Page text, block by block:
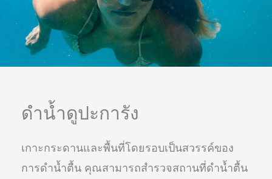
ดำน้ำดูปะการัง
เกาะกระดานและพื้นที่โดยรอบเป็นสวรรค์ของ
การดำน้ำตื้น คุณสามารถสำรวจสถานที่ดำน้ำตื้น